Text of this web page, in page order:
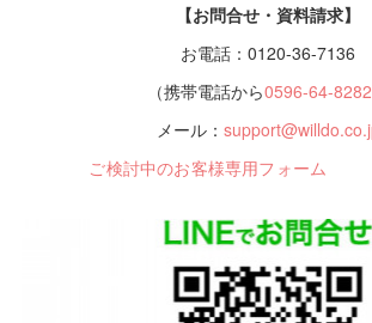
【お問合せ・資料請求】
お電話：0120-36-7136
（携帯電話から0596-64-8282
メール：
ご検討中のお客様専用フォーム